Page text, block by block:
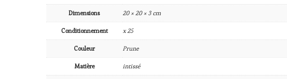
Dimensions 20 × 20 × 3 cm
Conditionnement x 25
Couleur Prune
Matière intissé